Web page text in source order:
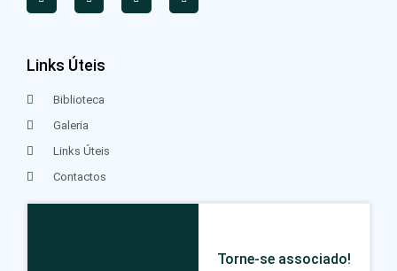
Links Úteis
Biblioteca
Galeria
Links Úteis
Contactos
Torne-se associado!